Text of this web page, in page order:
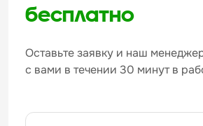
бесплатно
Оставьте заявку и наш
с вами в течении 30 минут в